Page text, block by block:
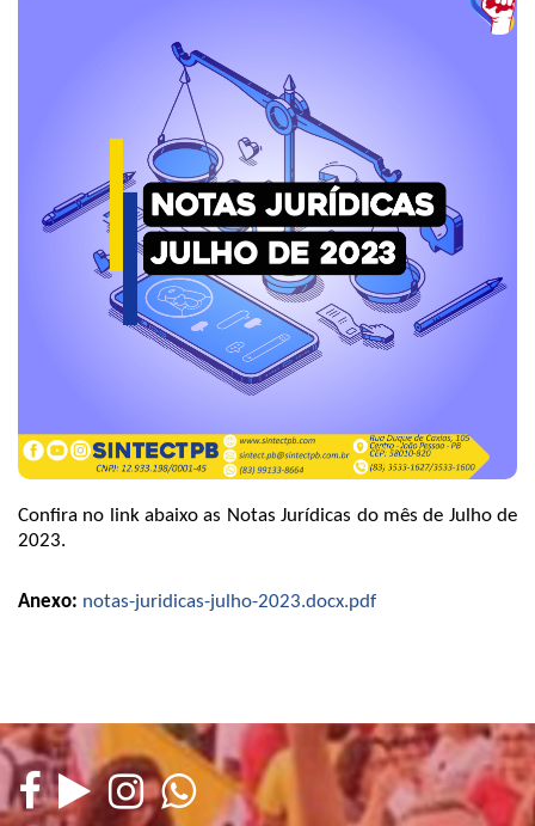
Confira no link abaixo as Notas Jurídicas do mês de Julho de
2023.
Anexo: notas-juridicas-julho-2023.docx.pdf